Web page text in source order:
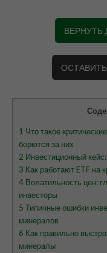
ВЕРНУТЬ
1 Что такое
борются за них
2 Инвестиционный
3 Как работают ETF на
4 Волатильность цен:
инвесторы
5 Типичные ошибки
минералов
6 Как правильно
минералы